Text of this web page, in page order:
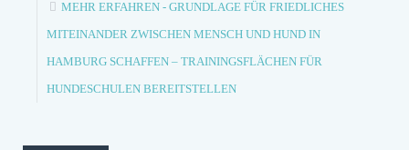
MEHR ERFAHREN - GRUNDLAGE FÜR FRIEDLICHES
MITEINANDER ZWISCHEN MENSCH UND HUND IN
HAMBURG SCHAFFEN – TRAININGSFLÄCHEN FÜR
HUNDESCHULEN BEREITSTELLEN